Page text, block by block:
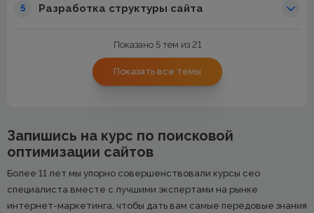
5 Разработка структуры сайта
Показано 5 тем из 21
Показать все темы
Запишись на курс по поисковой
оптимизации сайтов
Более 11 лет мы упорно совершенствовали курсы сео
специалиста вместе с лучшими экспертами на рынке
интернет-маркетинга, чтобы дать вам самые передовые знания